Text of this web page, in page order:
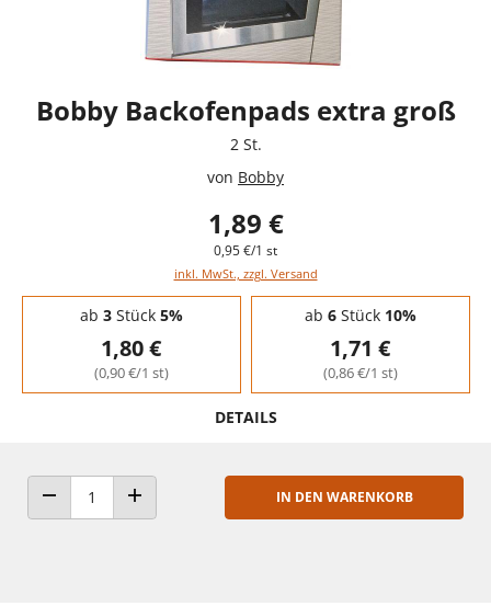
Bobby Backofenpads extra groß
2 St.
von Bobby
1,89 €
0,95 €/1 st
inkl. MwSt., zzgl. Versand
Staffelpreise - Mengenrabatt
ab 3Stück 5%
1,80 €
(0,90 €/1 st)
ab 6Stück 10%
1,71 €
(0,86 €/1 st)
DETAILS
ANZAHL VERRINGERNANZAHL ERHÖHEN
IN DEN WARENKORB